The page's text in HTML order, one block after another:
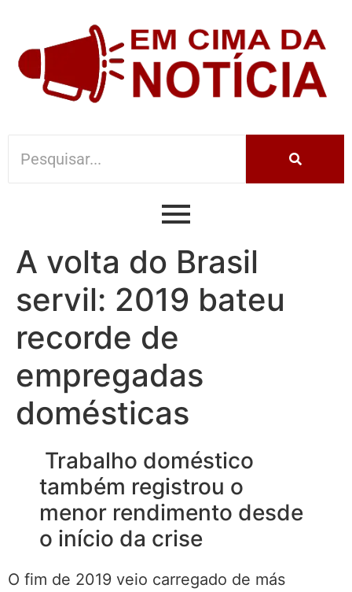
A volta do Brasil
servil: 2019 bateu
recorde de
empregadas
domésticas
Trabalho doméstico
também registrou o
menor rendimento desde
o início da crise
O fim de 2019 veio carregado de más